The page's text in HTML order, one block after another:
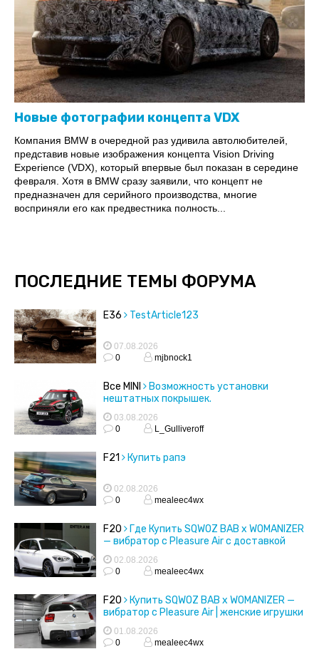
Новые фотографии концепта VDX
Компания BMW в очередной раз удивила автолюбителей,
представив новые изображения концепта Vision Driving
Experience (VDX), который впервые был показан в середине
февраля. Хотя в BMW сразу заявили, что концепт не
предназначен для серийного производства, многие
восприняли его как предвестника полность...
ПОСЛЕДНИЕ ТЕМЫ ФОРУМА
E36 TestArticle123
07.08.2026
0
mjbnock1
Все MINI
Возможность установки
нештатных покрышек.
03.08.2026
0
L_Gulliveroff
F21 Купить рапэ
02.08.2026
0
mealeec4wx
F20
Где Купить SQWOZ BAB x WOMANIZER
— вибратор с Pleasure Air с доставкой
02.08.2026
0
mealeec4wx
F20
Купить SQWOZ BAB x WOMANIZER —
вибратор с Pleasure Air | женские игрушки
01.08.2026
0
mealeec4wx